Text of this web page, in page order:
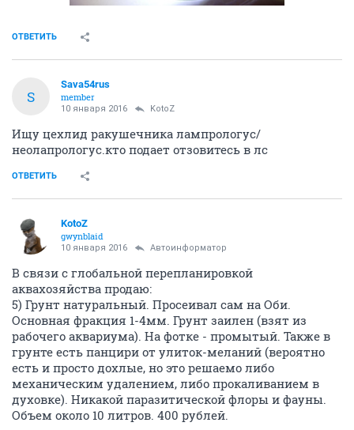
ОТВЕТИТЬ
S
Sava54rus
member
10 января 2016 KotoZ
Ищу цехлид ракушечника лампрологус/
неолапрологус.кто подает отзовитесь в лс
ОТВЕТИТЬ
KotoZ
gwynblaid
10 января 2016 Автоинформатор
В связи с глобальной перепланировкой
аквахозяйства продаю:
5) Грунт натуральный. Просеивал сам на Оби.
Основная фракция 1-4мм. Грунт заилен (взят из
рабочего аквариума). На фотке - промытый. Также в
грунте есть панцири от улиток-меланий (вероятно
есть и просто дохлые, но это решаемо либо
механическим удалением, либо прокаливанием в
духовке). Никакой паразитической флоры и фауны.
Объем около 10 литров. 400 рублей.